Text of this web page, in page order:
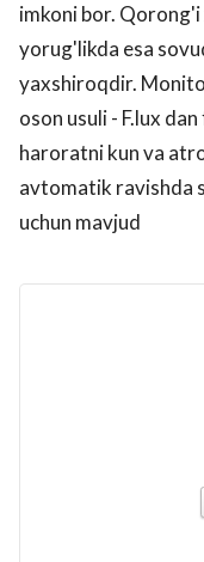
imkoni bor.
yorug'likda esa
yaxshiroqdir.
oson usuli - F.lux
haroratni kun va
avtomatik ravishda
uchun mavjud